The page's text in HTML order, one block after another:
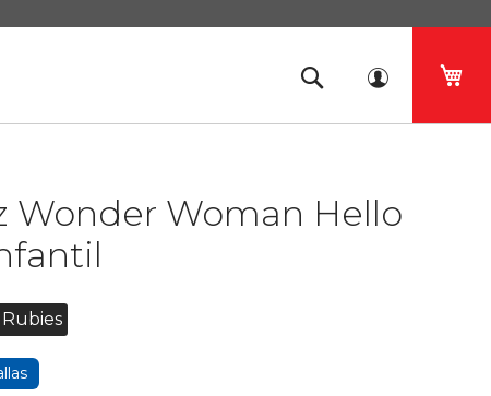
Wonder Woman Hello
Rubies